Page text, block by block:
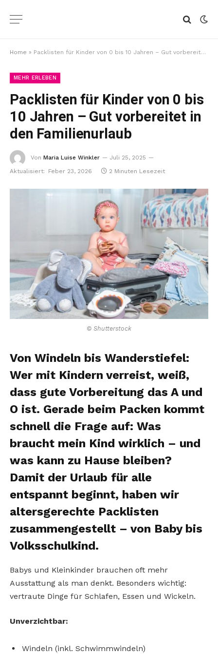
Home » Packlisten für Kinder von 0 bis 10 Jahren – Gut vorbereitet in den Familienurlaub
MEHR ERLEBEN
Packlisten für Kinder von 0 bis
10 Jahren – Gut vorbereitet in
den Familienurlaub
Von Maria Luise Winkler
Juli 25, 2025
Aktualisiert:
Feber 23, 2026 2 Minuten Lesezeit
© Shutterstock
Von Windeln bis Wanderstiefel:
Wer mit Kindern verreist, weiß,
dass gute Vorbereitung das A und
O ist. Gerade beim Packen kommt
schnell die Frage auf: Was
braucht mein Kind wirklich – und
was kann zu Hause bleiben?
Damit der Urlaub für alle
entspannt beginnt, haben wir
altersgerechte Packlisten
zusammengestellt – von Baby bis
Volksschulkind.
Babys und Kleinkinder brauchen oft mehr
Ausstattung als man denkt. Besonders wichtig:
vertraute Dinge für Schlafen, Essen und Wickeln.
Unverzichtbar:
Windeln (inkl. Schwimmwindeln)